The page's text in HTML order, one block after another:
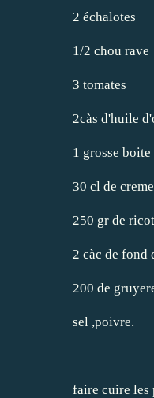
2 échalotes
1/2 chou rave
3 tomates
2càs d'huile
1 grosse
30 cl de
250 gr de
2 càc de fond
200 de
sel ,poivre.
faire cuire les